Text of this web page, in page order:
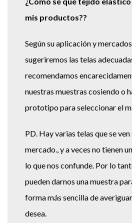
¿Cómo sé qué tejido
mis productos??
Según su aplicación y
sugeriremos las telas
recomendamos
nuestras muestras cosiendo o
prototipo para seleccionar el
PD. Hay varias telas que se
mercado., y a veces no tienen
lo que nos confunde. Por lo
pueden darnos una muestra
forma más sencilla de
desea.